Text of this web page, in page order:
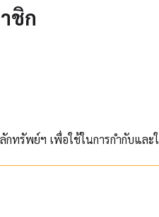
ชิก
ทรัพย์ฯ เพื่อใช้ในการกำกับและ